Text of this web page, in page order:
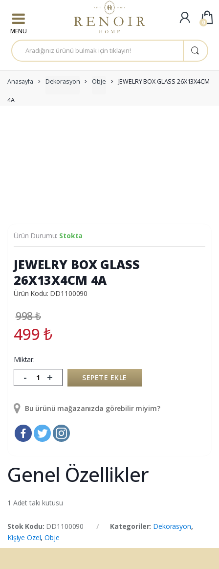
A
r
a
a
:
Anasayfa Dekorasyon Obje JEWELRY BOX GLASS 26X13X4CM
4A
Ürün Durumu: Stokta
JEWELRY BOX GLASS
26X13X4CM 4A
Ürün Kodu: DD1100090
998₺
499₺
Miktar:
- + SEPETE EKLE
Bu ürünü mağazanızda görebilir miyim?
Genel Özellikler
1 Adet takı kutusu
Stok Kodu: DD1100090 Kategoriler: Dekorasyon,
Kişiye Özel,Obje
0